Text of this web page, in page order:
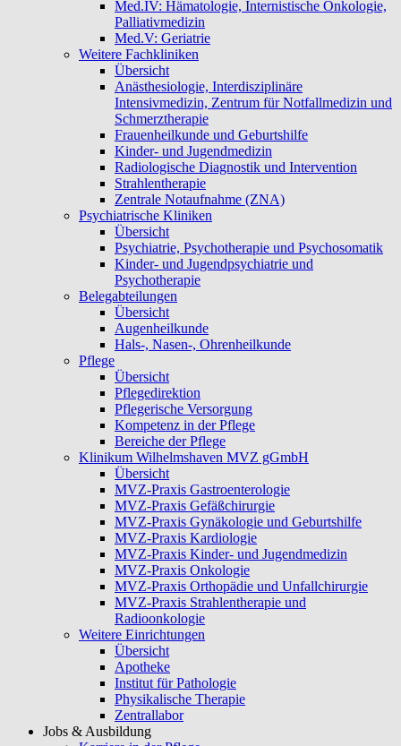
Med.IV: Hämatologie, Internistische Onkologie,
Palliativmedizin
Med.V: Geriatrie
Weitere Fachkliniken
Übersicht
Anästhesiologie, Interdisziplinäre
Intensivmedizin, Zentrum für Notfallmedizin und
Schmerztherapie
Frauenheilkunde und Geburtshilfe
Kinder- und Jugendmedizin
Radiologische Diagnostik und Intervention
Strahlentherapie
Zentrale Notaufnahme (ZNA)
Psychiatrische Kliniken
Übersicht
Psychiatrie, Psychotherapie und Psychosomatik
Kinder- und Jugendpsychiatrie und
Psychotherapie
Belegabteilungen
Übersicht
Augenheilkunde
Hals-, Nasen-, Ohrenheilkunde
Pflege
Übersicht
Pflegedirektion
Pflegerische Versorgung
Kompetenz in der Pflege
Bereiche der Pflege
Klinikum Wilhelmshaven MVZ gGmbH
Übersicht
MVZ-Praxis Gastroenterologie
MVZ-Praxis Gefäßchirurgie
MVZ-Praxis Gynäkologie und Geburtshilfe
MVZ-Praxis Kardiologie
MVZ-Praxis Kinder- und Jugendmedizin
MVZ-Praxis Onkologie
MVZ-Praxis Orthopädie und Unfallchirurgie
MVZ-Praxis Strahlentherapie und
Radioonkologie
Weitere Einrichtungen
Übersicht
Apotheke
Institut für Pathologie
Physikalische Therapie
Zentrallabor
Jobs & Ausbildung